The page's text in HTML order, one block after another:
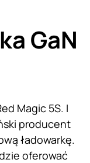
GaN
Magic 5S. I
producent
ładowarkę.
oferować